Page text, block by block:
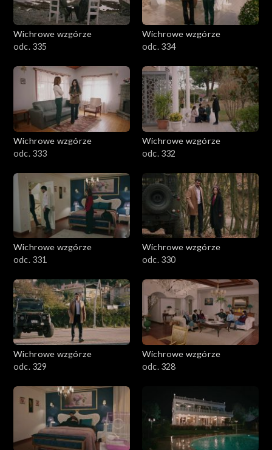
Wichrowe wzgórze
odc. 335
Wichrowe wzgórze
odc. 334
Wichrowe wzgórze
odc. 333
Wichrowe wzgórze
odc. 332
Wichrowe wzgórze
odc. 331
Wichrowe wzgórze
odc. 330
Wichrowe wzgórze
odc. 329
Wichrowe wzgórze
odc. 328